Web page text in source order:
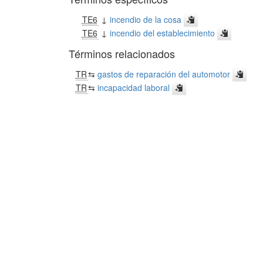
TE6 ↓ incendio de la cosa
TE6 ↓ incendio del establecimiento
Términos relacionados
TR⇆ gastos de reparación del automotor
TR⇆ incapacidad laboral